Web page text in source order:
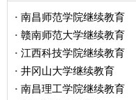
· 南昌师范学院继续教育
· 赣南师范大学继续教育
· 江西科技学院继续教育
· 井冈山大学继续教育
· 南昌理工学院继续教育